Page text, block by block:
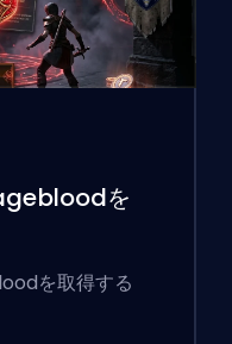
を
を取得する